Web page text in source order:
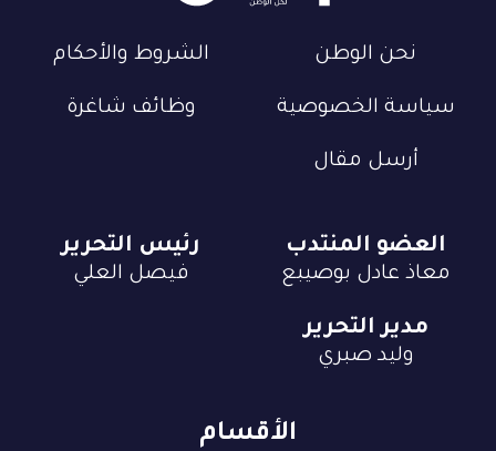
نحن الوطن الشروط والأحكام
سياسة الخصوصية وظائف شاغرة
أرسل مقال
الأقسام
العضو المنتدب
معاذ عادل بوصيبع
رئيس التحرير
فيصل العلي
مدير التحرير
وليد صبري